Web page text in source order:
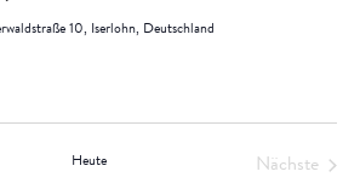
10, Iserlohn, Deutschland
Heute
Nächste